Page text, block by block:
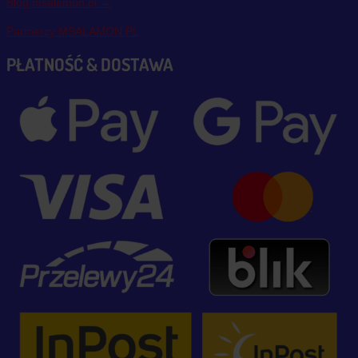
Partnerzy MSALAMON.PL
PŁATNOŚĆ & DOSTAWA